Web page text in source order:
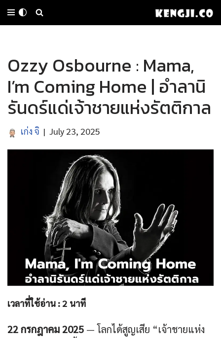
Skip
content
Ozzy Osbourne : Mama,
I’m Coming Home | อำลานิ
รันดร์แด่เจ้าชายแห่งรัตติกาล
เก่ง จิ July 23, 2025
เวลาที่ใช้อ่าน :2 นาที
22 กรกฎาคม 2025 — โลกได้สูญเสีย “เจ้าชายแห่ง